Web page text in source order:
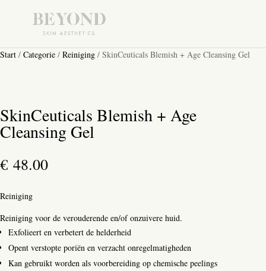
Start / Categorie / Reiniging / SkinCeuticals Blemish + Age Cleansing Gel
SkinCeuticals Blemish + Age
Cleansing Gel
€ 48.00
Reiniging
Reiniging voor de verouderende en/of onzuivere huid.
Exfolieert en verbetert de helderheid
Opent verstopte poriën en verzacht onregelmatigheden
Kan gebruikt worden als voorbereiding op chemische peelings